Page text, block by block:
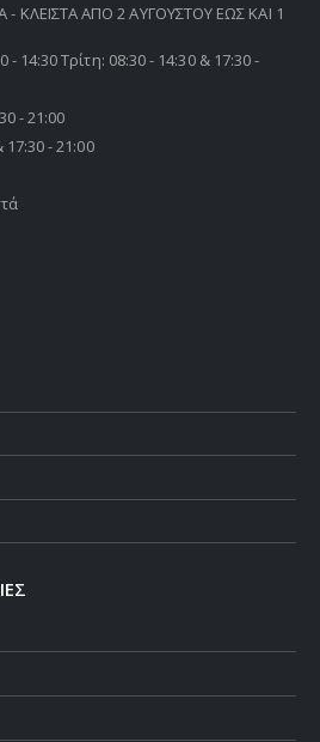
ΚΛΕΙΣΤΑ ΑΠΟ 2 ΑΥΓΟΥΣΤΟΥ ΕΩΣ ΚΑΙ 1
14:30 Τρίτη: 08:30 - 14:30 & 17:30 -
- 21:00
- 21:00